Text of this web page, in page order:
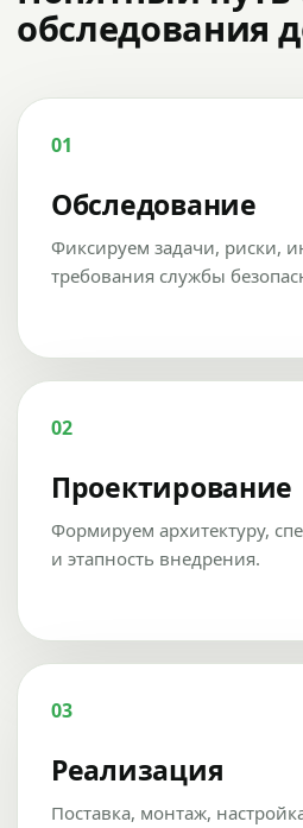
обследования
01
Обследование
Фиксируем задачи, риски,
требования службы
02
Проектирование
Формируем архитектуру,
и этапность внедрения.
03
Реализация
Поставка, монтаж,